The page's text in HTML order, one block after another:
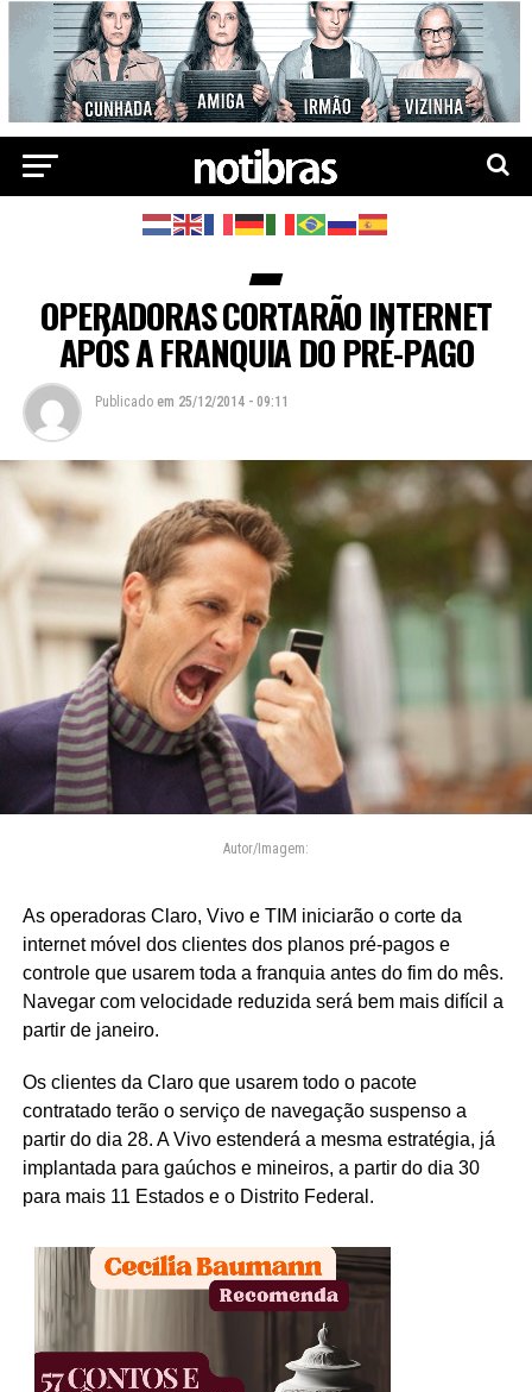
OPERADORAS CORTARÃO INTERNET
APÓS A FRANQUIA DO PRÉ-PAGO
Publicado em 25/12/2014 - 09:11
Autor/Imagem:
As operadoras Claro, Vivo e TIM iniciarão o corte da
internet móvel dos clientes dos planos pré-pagos e
controle que usarem toda a franquia antes do fim do mês.
Navegar com velocidade reduzida será bem mais difícil a
partir de janeiro.
Os clientes da Claro que usarem todo o pacote
contratado terão o serviço de navegação suspenso a
partir do dia 28. A Vivo estenderá a mesma estratégia, já
implantada para gaúchos e mineiros, a partir do dia 30
para mais 11 Estados e o Distrito Federal.